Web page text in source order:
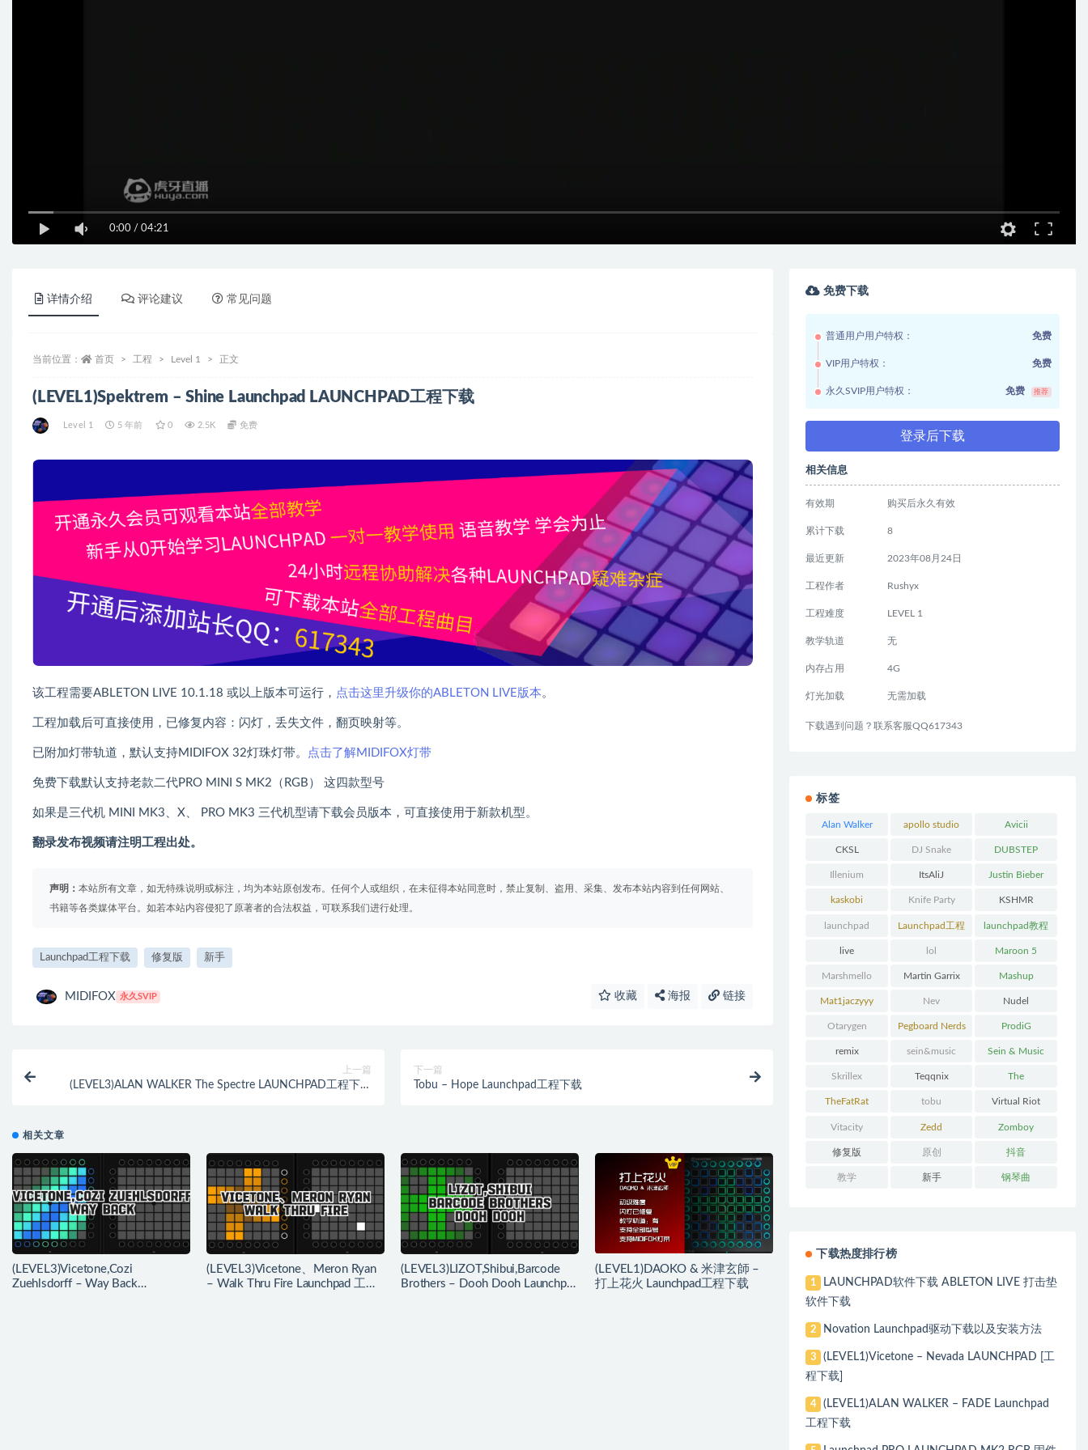
0:00 / 04:21
详情介绍 评论建议 常见问题
当前位置： 首页 工程 Level 1 正文
(LEVEL1)Spektrem – Shine Launchpad LAUNCHPAD工程下载
Level 1 5 年前 0 2.5K 免费
该工程需要ABLETON LIVE 10.1.18 或以上版本可运行， 点击这里升级你的ABLETON LIVE版本。
工程加载后可直接使用，已修复内容：闪灯，丢失文件，翻页映射等。
已附加灯带轨道，默认支持MIDIFOX 32灯珠灯带。 点击了解MIDIFOX灯带
免费下载默认支持老款二代PRO MINI S MK2（RGB） 这四款型号
如果是三代机 MINI MK3、X、 PRO MK3 三代机型请下载会员版本，可直接使用于新款机型。
翻录发布视频请注明工程出处。
声明： 本站所有文章，如无特殊说明或标注，均为本站原创发布。任何个人或组织，在未征得本站同意时，禁止复制、盗用、采集、发布本站内容到任何网站、
书籍等各类媒体平台。如若本站内容侵犯了原著者的合法权益，可联系我们进行处理。
Launchpad工程下载 修复版 新手
MIDIFOX 永久SVIP 收藏 海报 链接
上一篇
(LEVEL3)ALAN WALKER The Spectre LAUNCHPAD工程下载
下一篇
Tobu – Hope Launchpad工程下载
相关文章
(LEVEL3)Vicetone,Cozi
Zuehlsdorff – Way Back
(LEVEL3)Vicetone、Meron Ryan
– Walk Thru Fire Launchpad 工程
(LEVEL3)LIZOT,Shibui,Barcode
Brothers – Dooh Dooh Launchpad
(LEVEL1)DAOKO & 米津玄師 –
打上花火 Launchpad工程下载
免费下载
普通用户用户特权： 免费
VIP用户特权： 免费
永久SVIP用户特权： 免费 推荐
登录后下载
相关信息
有效期 购买后永久有效
累计下载 8
最近更新 2023年08月24日
工程作者 Rushyx
工程难度 LEVEL 1
教学轨道 无
内存占用 4G
灯光加载 无需加载
下载遇到问题？联系客服QQ617343
标签
Alan Walker apollo studio Avicii
CKSL DJ Snake DUBSTEP
Illenium ItsAliJ Justin Bieber
kaskobi Knife Party KSHMR
launchpad Launchpad工程
下载
launchpad教程
live lol Maroon 5
Marshmello Martin Garrix Mashup
Mat1jaczyyy Nev Nudel
Otarygen Pegboard Nerds ProdiG
remix sein&music Sein & Music
Skrillex Teqqnix The
Chainsmokers
TheFatRat tobu Virtual Riot
Vitacity Zedd Zomboy
修复版 原创 抖音
教学 新手 钢琴曲
下载热度排行榜
1
LAUNCHPAD软件下载 ABLETON LIVE 打击垫
软件下载
2 Novation Launchpad驱动下载以及安装方法
3
(LEVEL1)Vicetone – Nevada LAUNCHPAD [工
程下载]
4
(LEVEL1)ALAN WALKER – FADE Launchpad
工程下载